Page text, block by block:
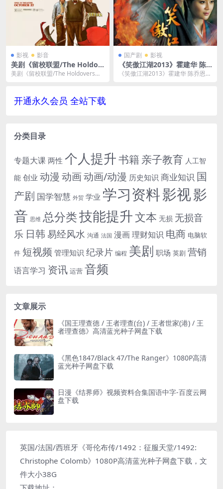
影视 影音
美剧《留校联盟/The Holdov
ers》4K超高清电影视频英语
美剧《留校联盟/The Holdovers》4
国产剧 影视
《笑傲江湖2013》霍建华 陈
乔恩全42集夸克云网盘下载
《笑傲江湖2013》霍建华 陈乔恩全
开通永久会员 全站下载
分类目录
专题大课 两性 个人提升书籍 亲子教育 人工智
能 创业 动漫 动画动画/动漫 历史知识 商业知识 国
产剧 国学智慧 外贸 学业 学习资料影视影
音 思维 总分类技能提升文本 无损 无损音
乐 日韩易经风水 沟通 法国 漫画理财知识 电商 电脑软
件 短视频 管理知识 纪录片 编程 美剧 职场 英剧 营销
语言学习 资讯 运营 音频
文章展示
《国王理查德 / 王者理查(台) / 王者世家(港) / 王
者理查德》高清蓝光种子网盘下载
《黑色1847/Black 47/The Ranger》1080P高清
蓝光种子网盘下载
日漫《结界师》视频资料合集国语中字-百度云网
盘下载
英国/法国/西班牙《哥伦布传/1492：征服天堂/1492:
Christophe Colomb》1080P高清蓝光种子网盘下载，文
件大小38G